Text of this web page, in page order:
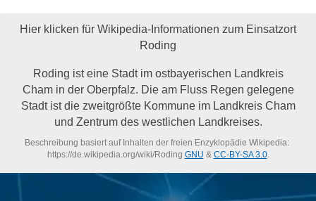
Hier klicken für Wikipedia-Informationen zum Einsatzort
Roding
Roding ist eine Stadt im ostbayerischen Landkreis
Cham in der Oberpfalz. Die am Fluss Regen gelegene
Stadt ist die zweitgrößte Kommune im Landkreis Cham
und Zentrum des westlichen Landkreises.
Beschreibung basiert auf Inhalten der freien Enzyklopädie Wikipedia:
https://de.wikipedia.org/wiki/Roding GNU & CC-BY-SA 3.0.